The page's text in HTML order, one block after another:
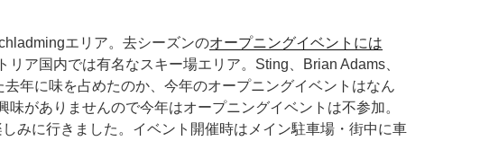
エリア。去シーズンのオープニングイベントには
リア国内では有名なスキー場エリア。Sting、Brian Adams、
年に味を占めたのか、今年のオープニングイベントはなん
味がありませんので今年はオープニングイベントは不参加。
みに行きました。イベント開催時はメイン駐車場・街中に車